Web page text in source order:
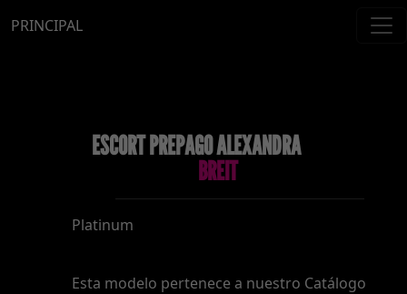
PRINCIPAL
ESCORT PREPAGO ALEXANDRA
BREIT
Platinum
Esta modelo pertenece a nuestro Catálogo